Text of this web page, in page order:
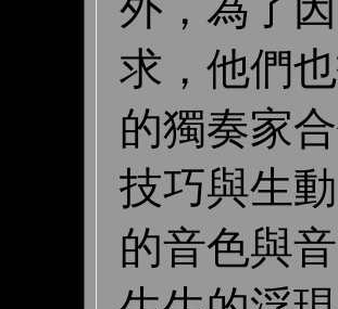
求，他們
的獨奏家
技巧與生
的音色與